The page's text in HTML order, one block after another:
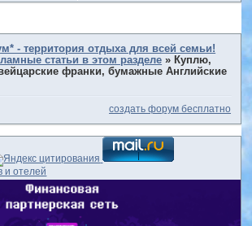
- территория отдыха для всей семьи!
статьи в этом разделе » Куплю,
франки, бумажные Английские
создать форум бесплатно